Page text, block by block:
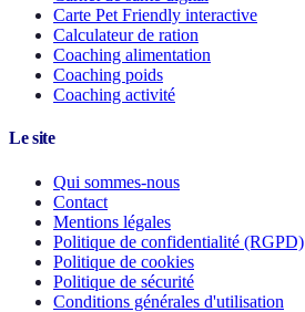
Carte Pet Friendly interactive
Calculateur de ration
Coaching alimentation
Coaching poids
Coaching activité
Le site
Qui sommes-nous
Contact
Mentions légales
Politique de confidentialité (RGPD)
Politique de cookies
Politique de sécurité
Conditions générales d'utilisation